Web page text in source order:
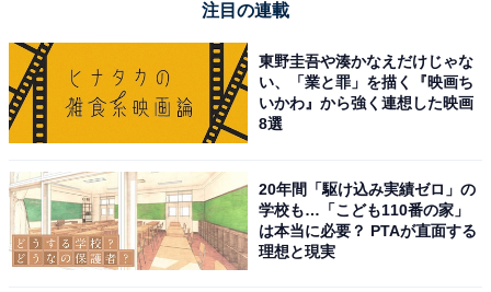
画像出典：テレビ朝日系『unknown』 公式サイト
注目の連載
東野圭吾や湊かなえだけじゃな
い、「業と罪」を描く『映画ち
いかわ』から強く連想した映画
8選
20年間「駆け込み実績ゼロ」の
学校も…「こども110番の家」
は本当に必要？ PTAが直面する
理想と現実